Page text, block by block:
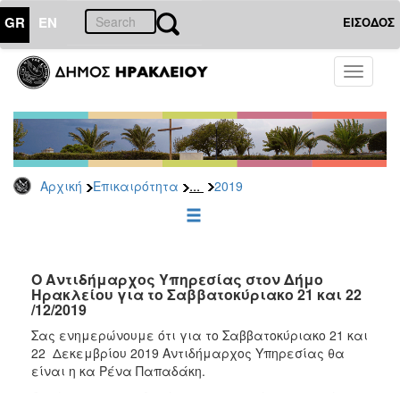
GR EN ΕΙΣΟΔΟΣ
Toggle
Αρχική Επικαιρότητα ... 2019
ΕΠΙΚΑΙΡΟΤΗΤΑ
Τύπου
Αρχείο
2026
2025
2022
2021
2020
2019
2018
Ο Αντιδήμαρχος Υπηρεσίας στον Δήμο
Ηρακλείου για το Σαββατοκύριακο 21 και 22
/12/2019
Σας ενημερώνουμε ότι για το Σαββατοκύριακο 21 και
22 Δεκεμβρίου 2019 Αντιδήμαρχος Υπηρεσίας θα
είναι η κα Ρένα Παπαδάκη.